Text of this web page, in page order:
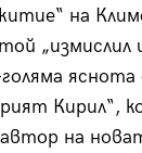
на
„измислил
Кирил“,
на